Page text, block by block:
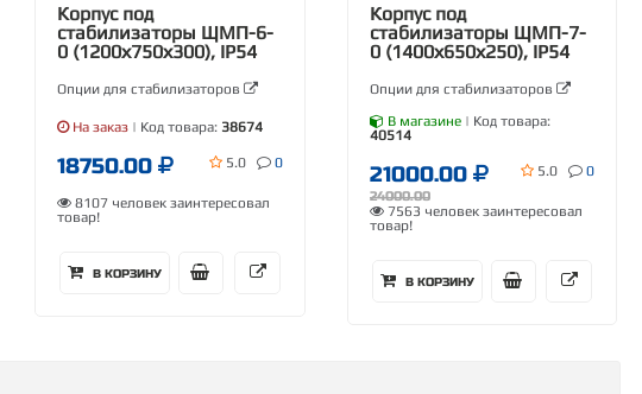
Корпус под
стабилизаторы ЩМП-6-
0 (1200х750х300), IP54
Опции для стабилизаторов
На заказ| Код товара: 38674
18750.00 5.0 0
8107 человек заинтересовал
товар!
В КОРЗИНУ
Корпус под
стабилизаторы ЩМП-7-
0 (1400х650х250), IP54
Опции для стабилизаторов
В магазине| Код товара:
40514
21000.00
24000.00
5.0 0
7563 человек заинтересовал
товар!
В КОРЗИНУ